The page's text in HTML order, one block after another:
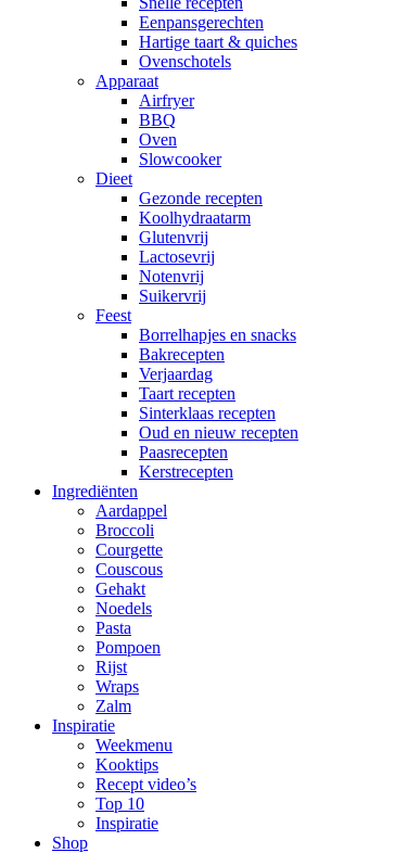
Eenpansgerechten
Hartige taart & quiches
Ovenschotels
Apparaat
Airfryer
BBQ
Oven
Slowcooker
Dieet
Gezonde recepten
Koolhydraatarm
Glutenvrij
Lactosevrij
Notenvrij
Suikervrij
Feest
Borrelhapjes en snacks
Bakrecepten
Verjaardag
Taart recepten
Sinterklaas recepten
Oud en nieuw recepten
Paasrecepten
Kerstrecepten
Ingrediënten
Aardappel
Broccoli
Courgette
Couscous
Gehakt
Noedels
Pasta
Pompoen
Rijst
Wraps
Zalm
Inspiratie
Weekmenu
Kooktips
Recept video’s
Top 10
Inspiratie
Shop